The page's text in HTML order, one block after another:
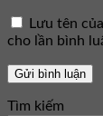
Lưu tên
cho lần bình
Tìm kiếm